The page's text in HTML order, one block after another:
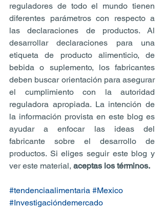
reguladores de todo el mundo tienen
diferentes parámetros con respecto a
las declaraciones de productos. Al
desarrollar declaraciones para una
etiqueta de producto alimenticio, de
bebida o suplemento, los fabricantes
deben buscar orientación para asegurar
el cumplimiento con la autoridad
reguladora apropiada. La intención de
la información provista en este blog es
ayudar a enfocar las ideas del
fabricante sobre el desarrollo de
productos. Si eliges seguir este blog y
ver este material, aceptas los términos.
#tendenciaalimentaria #Mexico
#Investigacióndemercado